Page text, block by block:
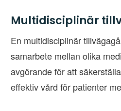
Multidisciplinär
En multidisciplinär
samarbete mellan olika
avgörande för att
effektiv vård för patienter